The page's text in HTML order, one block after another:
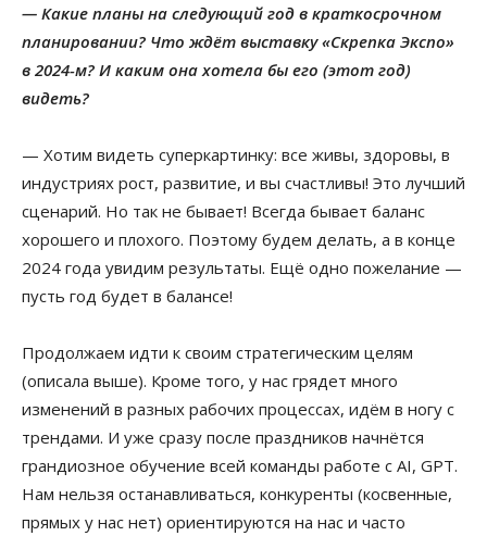
— Какие планы на следующий год в краткосрочном
планировании? Что ждёт выставку «Скрепка Экспо»
в 2024-м? И каким она хотела бы его (этот год)
видеть?
— Хотим видеть суперкартинку: все живы, здоровы, в
индустриях рост, развитие, и вы счастливы! Это лучший
сценарий. Но так не бывает! Всегда бывает баланс
хорошего и плохого. Поэтому будем делать, а в конце
2024 года увидим результаты. Ещё одно пожелание —
пусть год будет в балансе!
Продолжаем идти к своим стратегическим целям
(описала выше). Кроме того, у нас грядет много
изменений в разных рабочих процессах, идём в ногу с
трендами. И уже сразу после праздников начнётся
грандиозное обучение всей команды работе с AI, GPT.
Нам нельзя останавливаться, конкуренты (косвенные,
прямых у нас нет) ориентируются на нас и часто